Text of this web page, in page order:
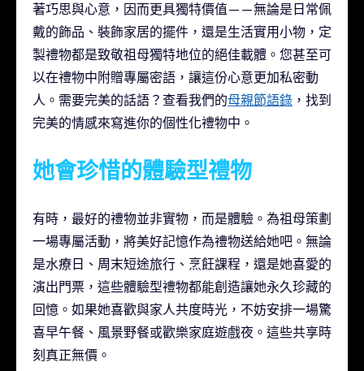
著巧思與心意，因而更具獨特價值——無論是日常佩
戴的飾品、裝飾家居的擺件，還是生活實用小物，定
製禮物都是致敬祖母獨特地位的絕佳載體。您甚至可
以在禮物中附贈專屬密語，讓這份心意更加私密動
人。需要完美的話語？查看我們的母親節語錄 ，找到
完美的情感來寫進你的個性化禮物中。
她會珍惜的體驗型禮物
有時，最好的禮物並非實物，而是體驗。為祖母策劃
一場專屬活動，將美好記憶作為禮物送給她吧。無論
是水療日、周末短途旅行、烹飪課程，還是她喜愛的
演出門票，這些體驗型禮物都能創造讓她永久珍藏的
回憶。如果她喜歡與家人共度時光，不妨安排一場驚
喜早午餐、風景野餐或歡樂家庭遊戲夜。這些共享時
刻真正無價。